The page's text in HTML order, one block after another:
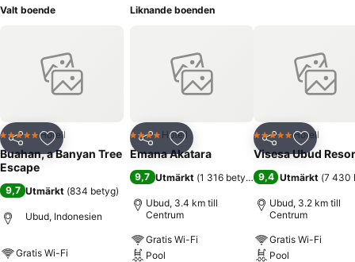
Valt boende
Dela Lägg till i Mina Favoriter
5 StjärnorHotell
Buahan, a Banyan Tree
Escape
9,7 Utmärkt (834 betyg)
Ubud, Indonesien
Gratis Wi-Fi
Liknande boenden
Dela Lägg till i Mina Favoriter
4 StjärnorHotell
Emana Akatara
9,7 Utmärkt (1 316 betyg)
Ubud, 3.4 km till
Centrum
Gratis Wi-Fi
Pool
Dela Lägg till
5 StjärnorHotell
Visesa Ubud
9,4 Utmärkt (7 430
Ubud, 3.2 km till
Centrum
Gratis Wi-Fi
Pool